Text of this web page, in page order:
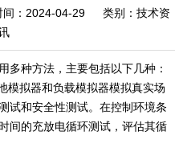
间：2024-04-29
类别：技术资
多种方法，主要包括以下几种：
模拟器和负载模拟器模拟真实场
试和安全性测试。在控制环境条
间的充放电循环测试，评估其循